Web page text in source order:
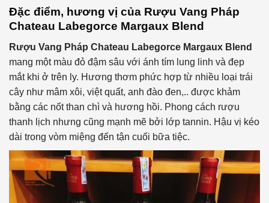
Đặc điểm, hương vị của Rượu Vang Pháp
Chateau Labegorce Margaux Blend
Rượu Vang Pháp Chateau Labegorce Margaux Blend
mang một màu đỏ đậm sâu với ánh tím lung linh và đẹp
mắt khi ở trên ly. Hương thơm phức hợp từ nhiều loại trái
cây như mâm xôi, việt quất, anh đào đen,.. được khảm
bằng các nốt than chì và hương hồi. Phong cách rượu
thanh lịch nhưng cũng mạnh mẽ bởi lớp tannin. Hậu vị kéo
dài trong vòm miệng đến tận cuối bữa tiệc.